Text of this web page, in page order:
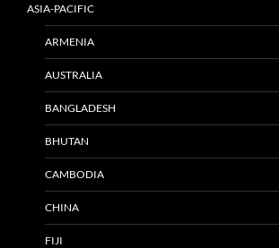
ASIA-PACIFIC
ARMENIA
AUSTRALIA
BANGLADESH
BHUTAN
CAMBODIA
CHINA
FIJI